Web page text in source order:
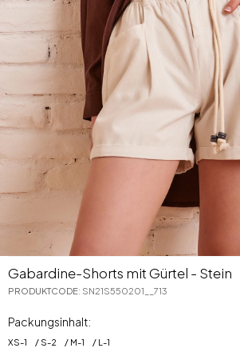
Gabardine-Shorts mit Gürtel - Stein
PRODUKTCODE: SN21S550201__713
Packungsinhalt:
XS-1 S-2 M-1 L -1